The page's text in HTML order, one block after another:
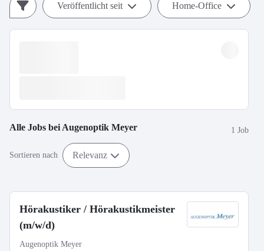
Veröffentlicht seit Home-Office
Alle Jobs bei Augenoptik Meyer 1 Job
Sortieren nach Relevanz
Hörakustiker / Hörakustikmeister
(m/w/d)
Augenoptik Meyer